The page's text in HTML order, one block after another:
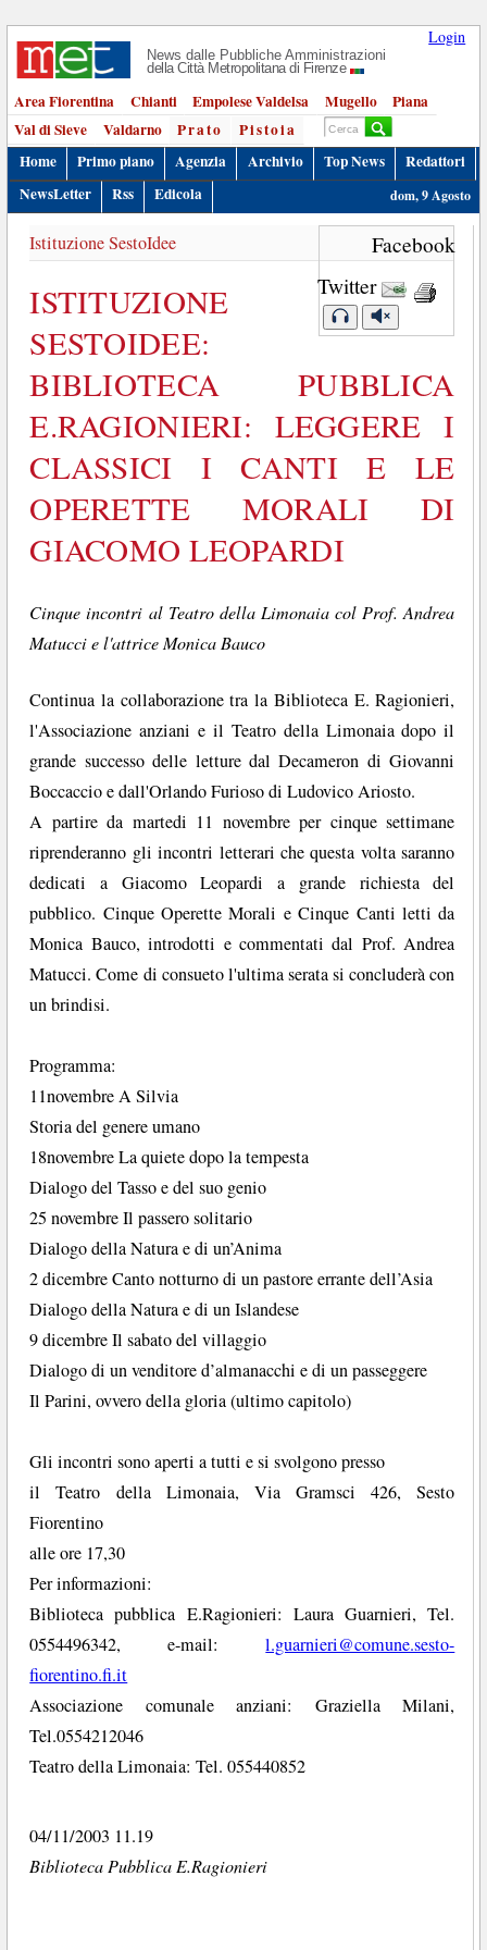
Login
News dalle Pubbliche Amministrazioni
della Città Metropolitana di Firenze
Area Fiorentina Chianti Empolese Valdelsa Mugello
Piana
Val di Sieve
Valdarno Prato
Pistoia
Home
Primo piano Agenzia Archivio Top News
Redattori
NewsLetter
Rss Edicola dom, 9 Agosto
Facebook
Twitter
Istituzione SestoIdee
ISTITUZIONE
SESTOIDEE:
BIBLIOTECA PUBBLICA
E.RAGIONIERI: LEGGERE I
CLASSICI I CANTI E LE
OPERETTE MORALI DI
GIACOMO LEOPARDI
Cinque incontri al Teatro della Limonaia col Prof. Andrea
Matucci e l'attrice Monica Bauco
Continua la collaborazione tra la Biblioteca E. Ragionieri,
l'Associazione anziani e il Teatro della Limonaia dopo il
grande successo delle letture dal Decameron di Giovanni
Boccaccio e dall'Orlando Furioso di Ludovico Ariosto.
A partire da martedi 11 novembre per cinque settimane
riprenderanno gli incontri letterari che questa volta saranno
dedicati a Giacomo Leopardi a grande richiesta del
pubblico. Cinque Operette Morali e Cinque Canti letti da
Monica Bauco, introdotti e commentati dal Prof. Andrea
Matucci. Come di consueto l'ultima serata si concluderà con
un brindisi.
Programma:
11novembre A Silvia
Storia del genere umano
18novembre La quiete dopo la tempesta
Dialogo del Tasso e del suo genio
25 novembre Il passero solitario
Dialogo della Natura e di un’Anima
2 dicembre Canto notturno di un pastore errante dell’Asia
Dialogo della Natura e di un Islandese
9 dicembre Il sabato del villaggio
Dialogo di un venditore d’almanacchi e di un passeggere
Il Parini, ovvero della gloria (ultimo capitolo)
Gli incontri sono aperti a tutti e si svolgono presso
il Teatro della Limonaia, Via Gramsci 426, Sesto
Fiorentino
alle ore 17,30
Per informazioni:
Biblioteca pubblica E.Ragionieri: Laura Guarnieri, Tel.
0554496342, e-mail:l.guarnieri@comune.sesto-
fiorentino.fi.it
Associazione comunale anziani: Graziella Milani,
Tel.0554212046
Teatro della Limonaia: Tel. 055440852
04/11/2003 11.19
Biblioteca Pubblica E.Ragionieri